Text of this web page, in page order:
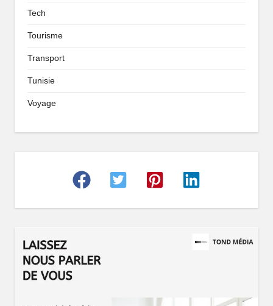
Tech
Tourisme
Transport
Tunisie
Voyage